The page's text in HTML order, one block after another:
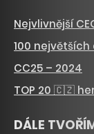
Nejvlivnější
100 největších
CC25 – 2024
TOP 20 🇨🇿
DÁLE